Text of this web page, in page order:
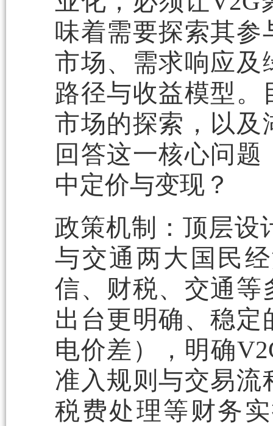
味着需要探索其参
市场、需求响应及
路径与收益模型
市场的探索，以及
回答这一核心问
中定价与变现？
政策机制：顶层设
与交通两大国民
信、财税、交通等
出台更明确、稳
电价差），明确
准入规则与交易流
税费处理等财务